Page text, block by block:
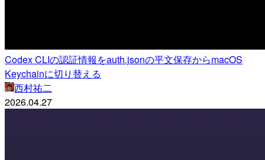
Codex CLIの認証情報をauth.jsonの平文保存からmacOS
Keychainに切り替える
西村祐二
2026.04.27